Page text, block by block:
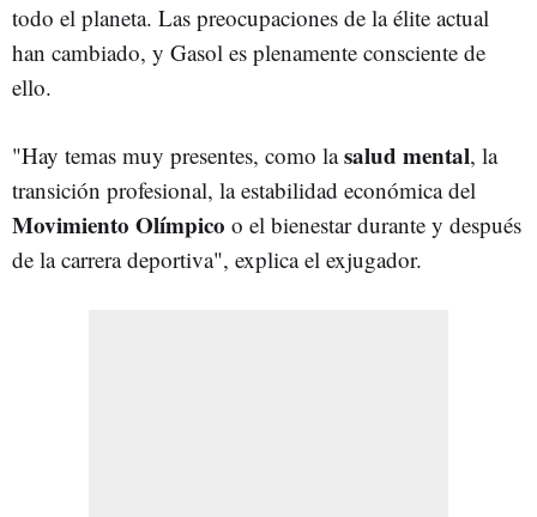
todo el planeta. Las preocupaciones de la élite actual
han cambiado, y Gasol es plenamente consciente de
ello.
"Hay temas muy presentes, como lasalud mental, la
transición profesional, la estabilidad económica del
Movimiento Olímpico o el bienestar durante y después
de la carrera deportiva", explica el exjugador.